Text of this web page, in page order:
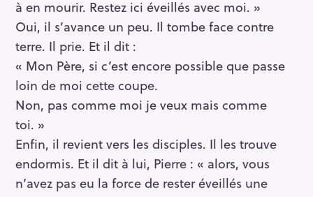
à en mourir. Restez ici éveillés avec moi. »
Oui, il s’avance un peu. Il tombe face contre
terre. Il prie. Et il dit :
« Mon Père, si c’est encore possible que passe
loin de moi cette coupe.
Non, pas comme moi je veux mais comme
toi. »
Enfin, il revient vers les disciples. Il les trouve
endormis. Et il dit à lui, Pierre : « alors, vous
n’avez pas eu la force de rester éveillés une